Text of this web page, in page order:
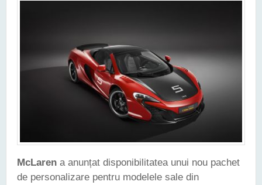
McLaren a anunțat disponibilitatea unui nou pachet
de personalizare pentru modelele sale din